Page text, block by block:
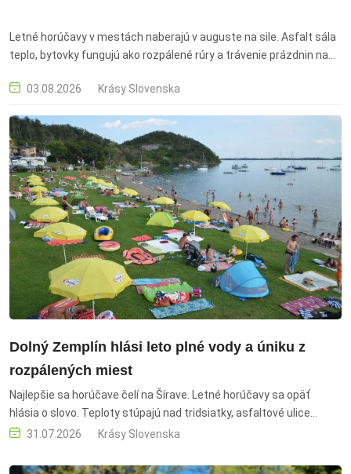
Letné horúčavy v mestách naberajú v auguste na sile. Asfalt sála
teplo, bytovky fungujú ako rozpálené rúry a trávenie prázdnin na
hydratácie. Liptáci v tom majú jasno, odporúčajú vymeniť betón za
Mary, kde sa letné teplá zvládajú podstatne ľahšie. Navyše
rozpočet nemusí trpieť – na rodinný pobyt je stále možné využiť
rekreačné poukazy od zamestnávateľa.
03.08.2026 Krásy Slovenska
Dolný Zemplín hlási leto plné vody a úniku z
rozpálených miest
Najlepšie sa horúčave čelí na Šírave. Letné horúčavy sa opäť
hlásia o slovo. Teploty stúpajú nad tridsiatky, asfaltové ulice
miest sa menia na rozžeravené pásy, panelákové byty sa
možností. V takýchto dňoch je na mieste otázka: ,,Nebolo by
31.07.2026 Krásy Slovenska